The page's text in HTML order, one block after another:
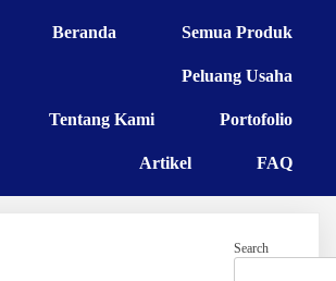
Beranda Semua Produk
Peluang Usaha
Tentang Kami Portofolio
Artikel FAQ
Search